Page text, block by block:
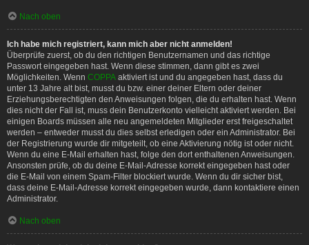
Nach oben
Ich habe mich registriert, kann mich aber nicht anmelden!
Überprüfe zuerst, ob du den richtigen Benutzernamen und das richtige
Passwort eingegeben hast. Wenn diese stimmen, dann gibt es zwei
Möglichkeiten. Wenn COPPA aktiviert ist und du angegeben hast, dass du
unter 13 Jahre alt bist, musst du bzw. einer deiner Eltern oder deiner
Erziehungsberechtigten den Anweisungen folgen, die du erhalten hast. Wenn
dies nicht der Fall ist, muss dein Benutzerkonto vielleicht aktiviert werden. Bei
einigen Boards müssen alle neu angemeldeten Mitglieder erst freigeschaltet
werden – entweder musst du dies selbst erledigen oder ein Administrator. Bei
der Registrierung wurde dir mitgeteilt, ob eine Aktivierung nötig ist oder nicht.
Wenn du eine E-Mail erhalten hast, folge den dort enthaltenen Anweisungen.
Ansonsten prüfe, ob du deine E-Mail-Adresse korrekt eingegeben hast oder
die E-Mail von einem Spam-Filter blockiert wurde. Wenn du dir sicher bist,
dass deine E-Mail-Adresse korrekt eingegeben wurde, dann kontaktiere einen
Administrator.
Nach oben